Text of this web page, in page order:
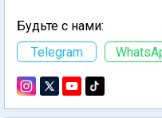
Будьте с нами:
Telegram